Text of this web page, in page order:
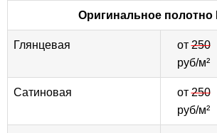
Оригинальное полотно
Глянцевая от250
руб/м²
Сатиновая от250
руб/м²